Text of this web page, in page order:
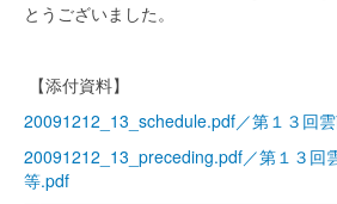
とうございました。
【添付資料】
20091212_13_schedule.pdf／第１３回
20091212_13_preceding.pdf／第１３回
等.pdf